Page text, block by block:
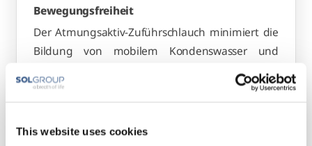
This website uses cookies
Bewegungsfreiheit
Der Atmungsaktiv-Zuführschlauch minimiert die
Bildung von mobilem Kondenswasser und
ermöglicht dir durch seine Flexibilität mehr
Bewegungsfreiheit.